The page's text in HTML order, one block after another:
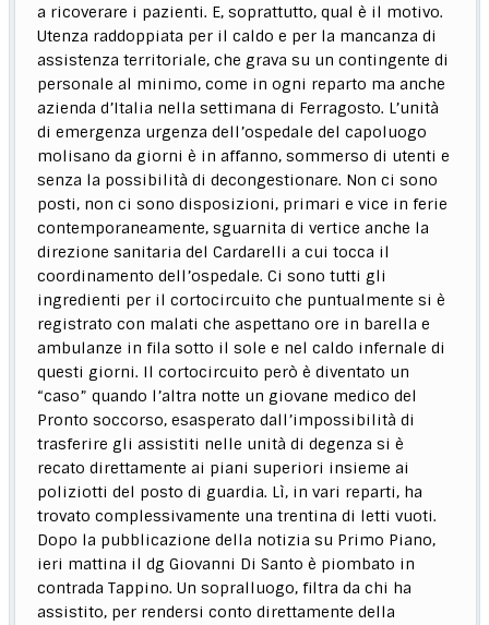
a ricoverare i pazienti. E, soprattutto, qual è il motivo.
Utenza raddoppiata per il caldo e per la mancanza di
assistenza territoriale, che grava su un contingente di
personale al minimo, come in ogni reparto ma anche
azienda d’Italia nella settimana di Ferragosto. L’unità
di emergenza urgenza dell’ospedale del capoluogo
molisano da giorni è in affanno, sommerso di utenti e
senza la possibilità di decongestionare. Non ci sono
posti, non ci sono disposizioni, primari e vice in ferie
contemporaneamente, sguarnita di vertice anche la
direzione sanitaria del Cardarelli a cui tocca il
coordinamento dell’ospedale. Ci sono tutti gli
ingredienti per il cortocircuito che puntualmente si è
registrato con malati che aspettano ore in barella e
ambulanze in fila sotto il sole e nel caldo infernale di
questi giorni. Il cortocircuito però è diventato un
“caso” quando l’altra notte un giovane medico del
Pronto soccorso, esasperato dall’impossibilità di
trasferire gli assistiti nelle unità di degenza si è
recato direttamente ai piani superiori insieme ai
poliziotti del posto di guardia. Lì, in vari reparti, ha
trovato complessivamente una trentina di letti vuoti.
Dopo la pubblicazione della notizia su Primo Piano,
ieri mattina il dg Giovanni Di Santo è piombato in
contrada Tappino. Un sopralluogo, filtra da chi ha
assistito, per rendersi conto direttamente della